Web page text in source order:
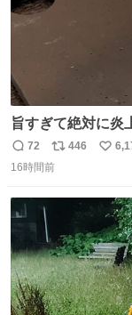
旨すぎて絶対に炎上
たき】 を家で作る方法を教えます 鶏もも肉に特別な処理を
して大葉やみょうが
youtu.be/
返
信
72
リ
ポ
446
い
数
16時間前